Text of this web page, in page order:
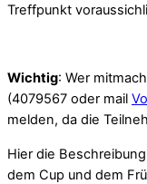
Treffpunkt
Wichtig: Wer
(4079567 oder mail
melden, da die
Hier die
dem Cup und dem